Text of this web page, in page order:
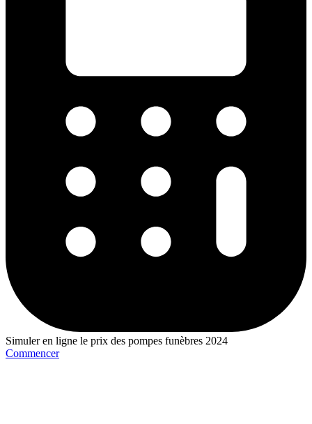
Simuler en ligne le prix des pompes funèbres 2024
Commencer